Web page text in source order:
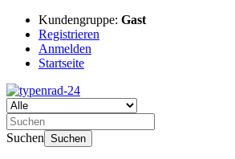
Kundengruppe: Gast
Registrieren
Anmelden
Startseite
Suchen Suchen